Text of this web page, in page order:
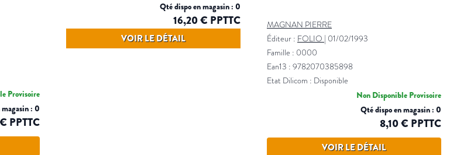
Provisoire
: 0
PPTTC
Qté dispo en magasin : 0
16,20 € PPTTC
VOIR LE DÉTAIL
MAGNAN PIERRE
Éditeur : FOLIO 01/02/1993
Famille : 0000
Ean13 : 9782070385898
Etat Dilicom : Disponible
Non Disponible Provisoire
Qté dispo en magasin : 0
8,10 € PPTTC
VOIR LE DÉTAIL